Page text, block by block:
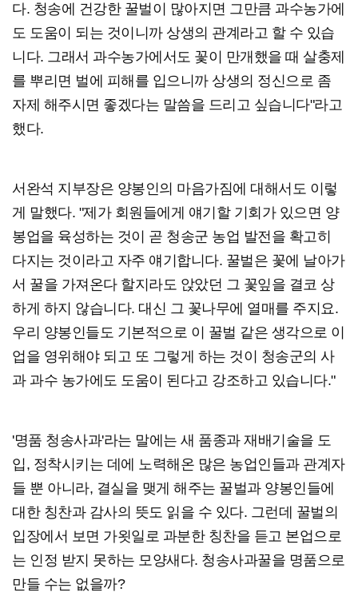
다. 청송에 건강한 꿀벌이 많아지면 그만큼 과수농가에
도 도움이 되는 것이니까 상생의 관계라고 할 수 있습
니다. 그래서 과수농가에서도 꽃이 만개했을 때 살충제
를 뿌리면 벌에 피해를 입으니까 상생의 정신으로 좀
자제 해주시면 좋겠다는 말씀을 드리고 싶습니다"라고
했다.
서완석 지부장은 양봉인의 마음가짐에 대해서도 이렇
게 말했다. "제가 회원들에게 얘기할 기회가 있으면 양
봉업을 육성하는 것이 곧 청송군 농업 발전을 확고히
다지는 것이라고 자주 얘기합니다. 꿀벌은 꽃에 날아가
서 꿀을 가져온다 할지라도 앉았던 그 꽃잎을 결코 상
하게 하지 않습니다. 대신 그 꽃나무에 열매를 주지요.
우리 양봉인들도 기본적으로 이 꿀벌 같은 생각으로 이
업을 영위해야 되고 또 그렇게 하는 것이 청송군의 사
과 과수 농가에도 도움이 된다고 강조하고 있습니다."
'명품 청송사과'라는 말에는 새 품종과 재배기술을 도
입, 정착시키는 데에 노력해온 많은 농업인들과 관계자
들 뿐 아니라, 결실을 맺게 해주는 꿀벌과 양봉인들에
대한 칭찬과 감사의 뜻도 읽을 수 있다. 그런데 꿀벌의
입장에서 보면 가욋일로 과분한 칭찬을 듣고 본업으로
는 인정 받지 못하는 모양새다. 청송사과꿀을 명품으로
만들 수는 없을까?